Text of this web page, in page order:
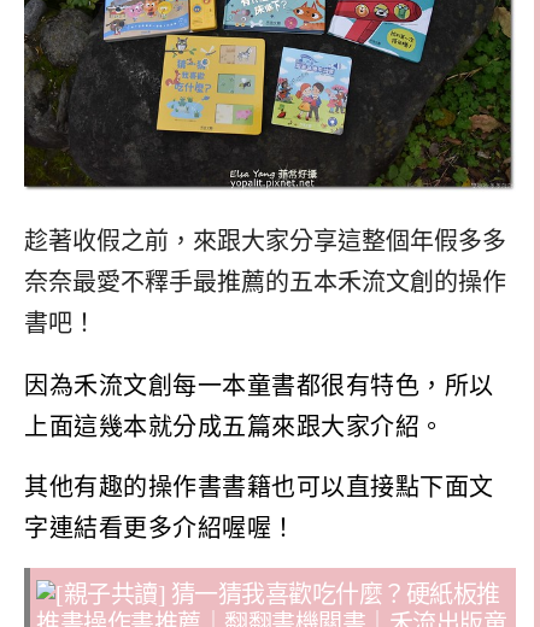
趁著收假之前，來跟大家分享這整個年假多多
奈奈最愛不釋手最推薦的五本禾流文創的操作
書吧！
因為禾流文創每一本童書都很有特色，所以
上面這幾本就分成五篇來跟大家介紹。
其他有趣的操作書書籍也可以直接點下面文
字連結看更多介紹喔喔！